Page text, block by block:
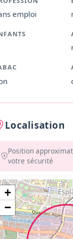
emploi
Localisation
Position
votre sécurité
+
−